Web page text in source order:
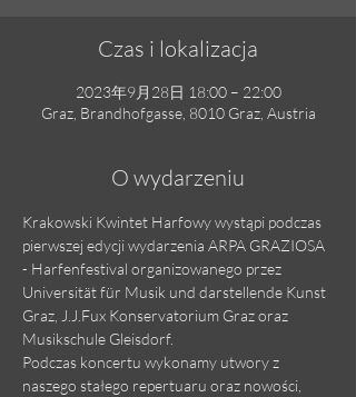
Czas i lokalizacja
2023年9月28日 18:00 – 22:00
Graz, Brandhofgasse, 8010 Graz, Austria
O wydarzeniu
Krakowski Kwintet Harfowy wystąpi podczas
pierwszej edycji wydarzenia ARPA GRAZIOSA
- Harfenfestival organizowanego przez
Universität für Musik und darstellende Kunst
Graz, J.J.Fux Konservatorium Graz oraz
Musikschule Gleisdorf.
Podczas koncertu wykonamy utwory z
naszego stałego repertuaru oraz nowości,